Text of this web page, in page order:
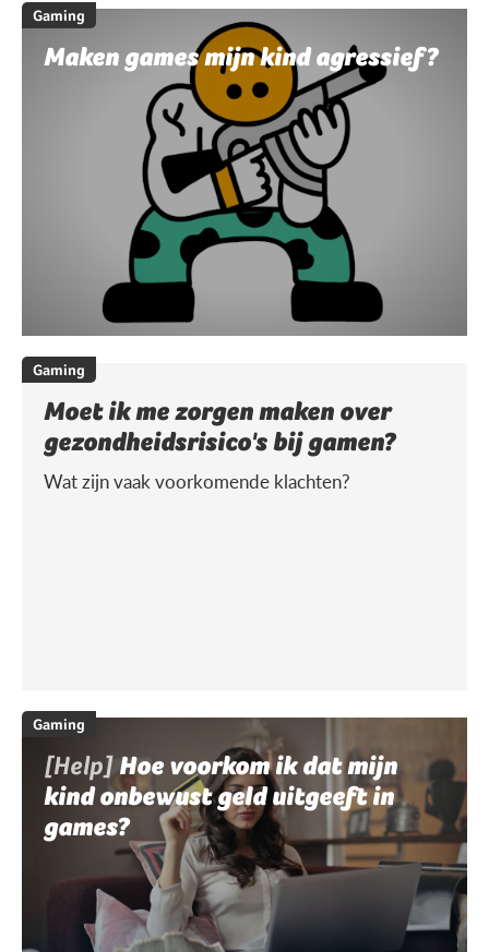
Gaming
Maken games mijn kind agressief?
Gaming
Moet ik me zorgen maken over
gezondheidsrisico's bij gamen?
Wat zijn vaak voorkomende klachten?
Gaming
[Help]Hoe voorkom ik dat mijn
kind onbewust geld uitgeeft in
games?